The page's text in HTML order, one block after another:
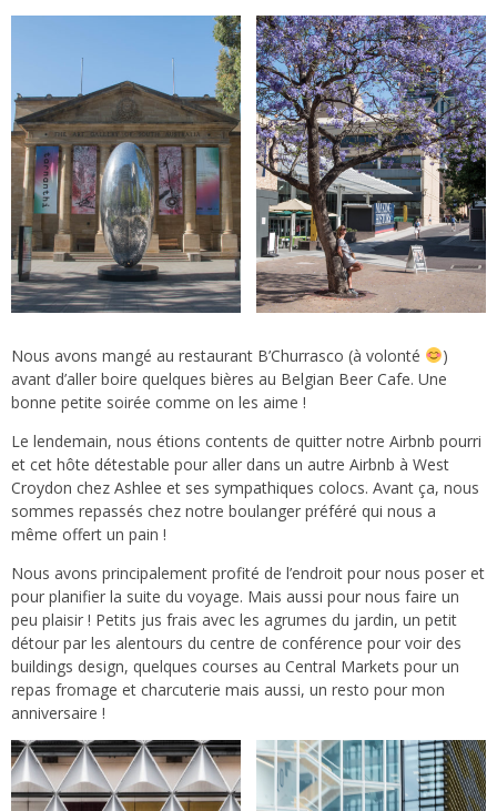
Nous avons mangé au restaurant B’Churrasco (à volonté
)
avant d’aller boire quelques bières au Belgian Beer Cafe. Une
bonne petite soirée comme on les aime !
Le lendemain, nous étions contents de quitter notre Airbnb pourri
et cet hôte détestable pour aller dans un autre Airbnb à West
Croydon chez Ashlee et ses sympathiques colocs. Avant ça, nous
sommes repassés chez notre boulanger préféré qui nous a
même offert un pain !
Nous avons principalement profité de l’endroit pour nous poser et
pour planifier la suite du voyage. Mais aussi pour nous faire un
peu plaisir ! Petits jus frais avec les agrumes du jardin, un petit
détour par les alentours du centre de conférence pour voir des
buildings design, quelques courses au Central Markets pour un
repas fromage et charcuterie mais aussi, un resto pour mon
anniversaire !